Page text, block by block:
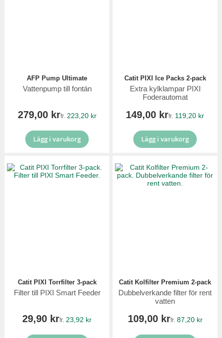
AFP Pump Ultimate
Vattenpump till fontän
279,00 krfr. 223,20 kr
Lägg i varukorg
Catit PIXI Ice Packs 2-pack
Extra kylklampar PIXI
Foderautomat
149,00 krfr. 119,20 kr
Lägg i varukorg
Catit PIXI Torrfilter 3-pack
Filter till PIXI Smart Feeder
29,90 krfr. 23,92 kr
Catit Kolfilter Premium 2-pack
Dubbelverkande filter för rent
vatten
109,00 krfr. 87,20 kr